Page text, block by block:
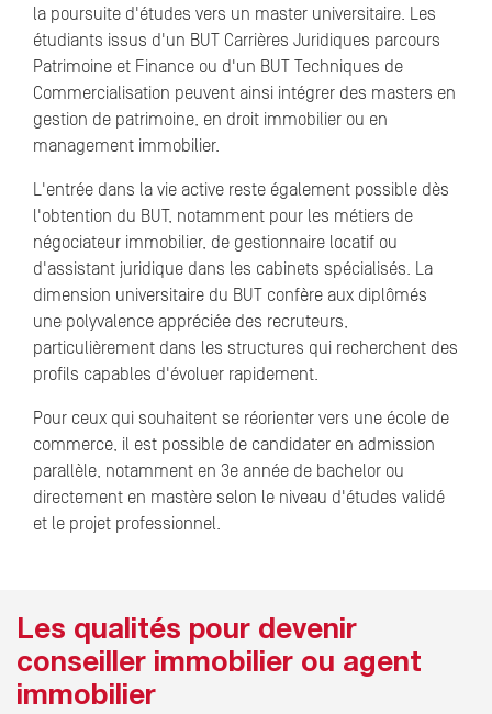
la poursuite d'études vers un master universitaire. Les
étudiants issus d'un BUT Carrières Juridiques parcours
Patrimoine et Finance ou d'un BUT Techniques de
Commercialisation peuvent ainsi intégrer des masters en
gestion de patrimoine, en droit immobilier ou en
management immobilier.
L'entrée dans la vie active reste également possible dès
l'obtention du BUT, notamment pour les métiers de
négociateur immobilier, de gestionnaire locatif ou
d'assistant juridique dans les cabinets spécialisés. La
dimension universitaire du BUT confère aux diplômés
une polyvalence appréciée des recruteurs,
particulièrement dans les structures qui recherchent des
profils capables d'évoluer rapidement.
Pour ceux qui souhaitent se réorienter vers une école de
commerce, il est possible de candidater en admission
parallèle, notamment en 3e année de bachelor ou
directement en mastère selon le niveau d'études validé
et le projet professionnel.
Les qualités pour devenir
conseiller immobilier ou agent
immobilier